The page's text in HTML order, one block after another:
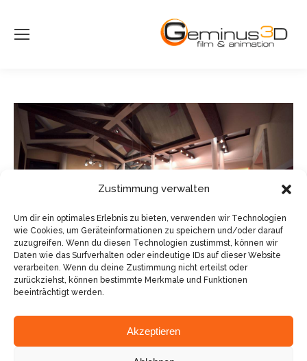
Zustimmung verwalten
Um dir ein optimales Erlebnis zu bieten, verwenden wir Technologien
wie Cookies, um Geräteinformationen zu speichern und/oder darauf
zuzugreifen. Wenn du diesen Technologien zustimmst, können wir
Daten wie das Surfverhalten oder eindeutige IDs auf dieser Website
verarbeiten. Wenn du deine Zustimmung nicht erteilst oder
zurückziehst, können bestimmte Merkmale und Funktionen
beeinträchtigt werden.
Akzeptieren